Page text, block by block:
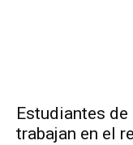
Estudiantes
trabajan en el